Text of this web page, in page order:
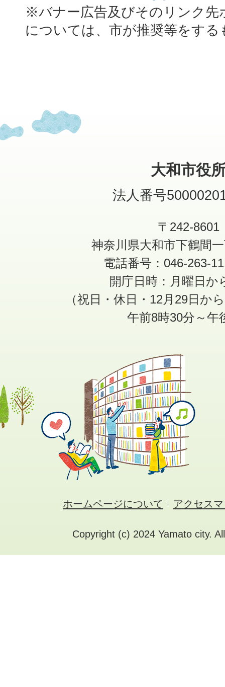
※バナー広告及びそのリンク先
については、市が推奨等をす
大和市役
法人番号
〒242-8601
神奈川県大和市下鶴間
電話番号：046-263-
開庁日時：月曜日か
（祝日・休日・12月29日か
午前8時30分～午
ホームページについて アクセス
Copyright (c) 2024 Yamato city.